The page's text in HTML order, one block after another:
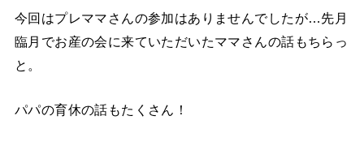
今回はプレママさんの参加はありませんでしたが…先月
臨月でお産の会に来ていただいたママさんの話もちらっ
と。
パパの育休の話もたくさん！